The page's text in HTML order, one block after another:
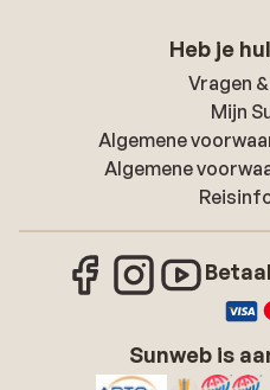
Heb je
Vragen
Mijn
Algemene
Algemene
Sunweb is